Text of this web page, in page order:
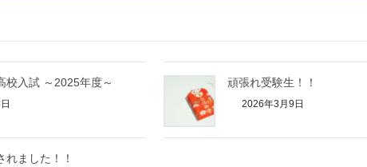
入試 ～2025年度～ 頑張れ受験生！！
2026年3月9日
れました！！